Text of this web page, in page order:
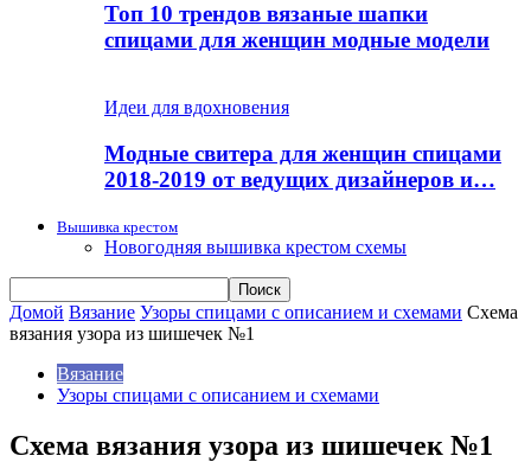
Топ 10 трендов вязаные шапки
спицами для женщин модные модели
Идеи для вдохновения
Модные свитера для женщин спицами
2018-2019 от ведущих дизайнеров и…
Вышивка крестом
Новогодняя вышивка крестом схемы
Домой Вязание Узоры спицами с описанием и схемами Схема
вязания узора из шишечек №1
Вязание
Узоры спицами с описанием и схемами
Схема вязания узора из шишечек №1